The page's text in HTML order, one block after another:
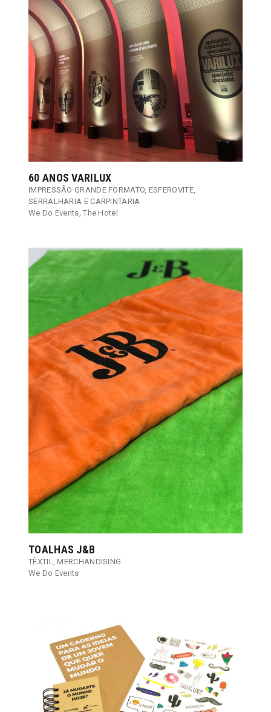
60 ANOS VARILUX
IMPRESSÃO GRANDE FORMATO ESFEROVITE,
SERRALHARIA E CARPINTARIA
We Do Events ,The Hotel
TOALHAS J&B
TÊXTIL ,MERCHANDISING
We Do Events